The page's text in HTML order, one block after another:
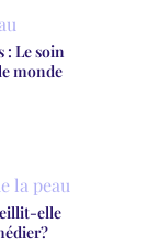
: Le soin
monde
la peau
elle